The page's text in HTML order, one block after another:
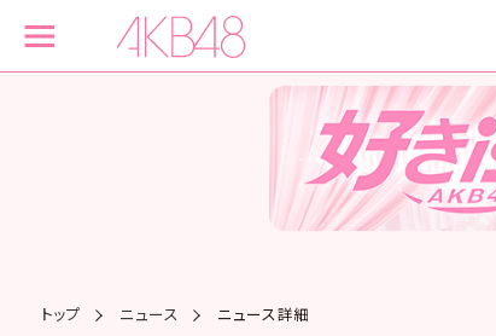
トップ ニュース ニュース詳細